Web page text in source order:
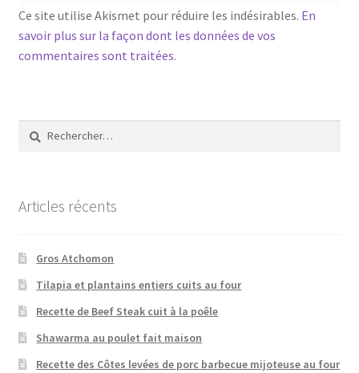
Ce site utilise Akismet pour réduire les indésirables. En
savoir plus sur la façon dont les données de vos
commentaires sont traitées.
Articles récents
Gros Atchomon
Tilapia et plantains entiers cuits au four
Recette de Beef Steak cuit à la poêle
Shawarma au poulet fait maison
Recette des Côtes levées de porc barbecue mijoteuse au four